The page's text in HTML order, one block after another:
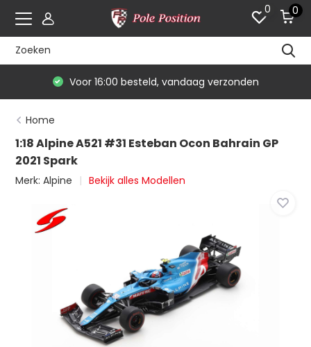
0 0
Voor 16:00 besteld, vandaag verzonden
Home
1:18 Alpine A521 #31 Esteban Ocon Bahrain GP
2021 Spark
Merk:Alpine Bekijk alles Modellen